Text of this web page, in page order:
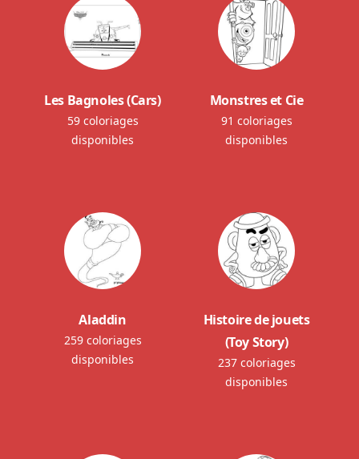
Les Bagnoles (Cars)
59 coloriages
disponibles
Monstres et Cie
91 coloriages
disponibles
Aladdin
259 coloriages
disponibles
Histoire de jouets
(Toy Story)
237 coloriages
disponibles